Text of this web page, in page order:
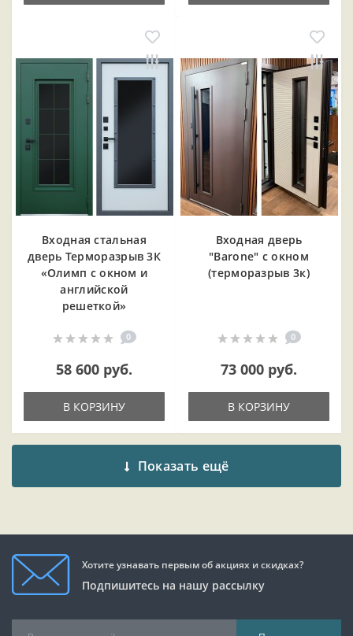
Входная cтальная
дверь Терморазрыв 3К
«Олимп с окном и
английской
решеткой»
0
58 600 руб.
В КОРЗИНУ
Входная дверь
"Barone" с окном
(терморазрыв 3к)
0
73 000 руб.
В КОРЗИНУ
Показать ещё
Хотите узнавать первым об акциях и скидках?
Подпишитесь на нашу рассылку